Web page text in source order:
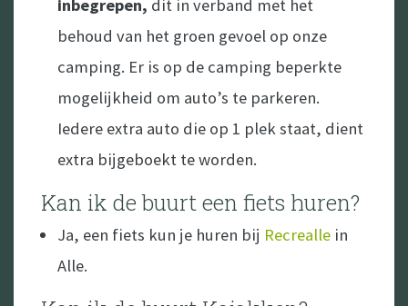
inbegrepen, dit in verband met het
behoud van het groen gevoel op onze
camping. Er is op de camping beperkte
mogelijkheid om auto’s te parkeren.
Iedere extra auto die op 1 plek staat, dient
extra bijgeboekt te worden.
Kan ik de buurt een fiets huren?
Ja, een fiets kun je huren bij Recrealle in
Alle.